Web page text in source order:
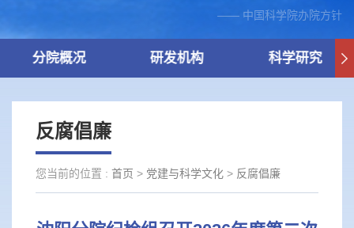
—— 中国科学院办院方针
分院概况 研发机构 科学研究
反腐倡廉
您当前的位置 : 首页 > 党建与科学文化 > 反腐倡廉